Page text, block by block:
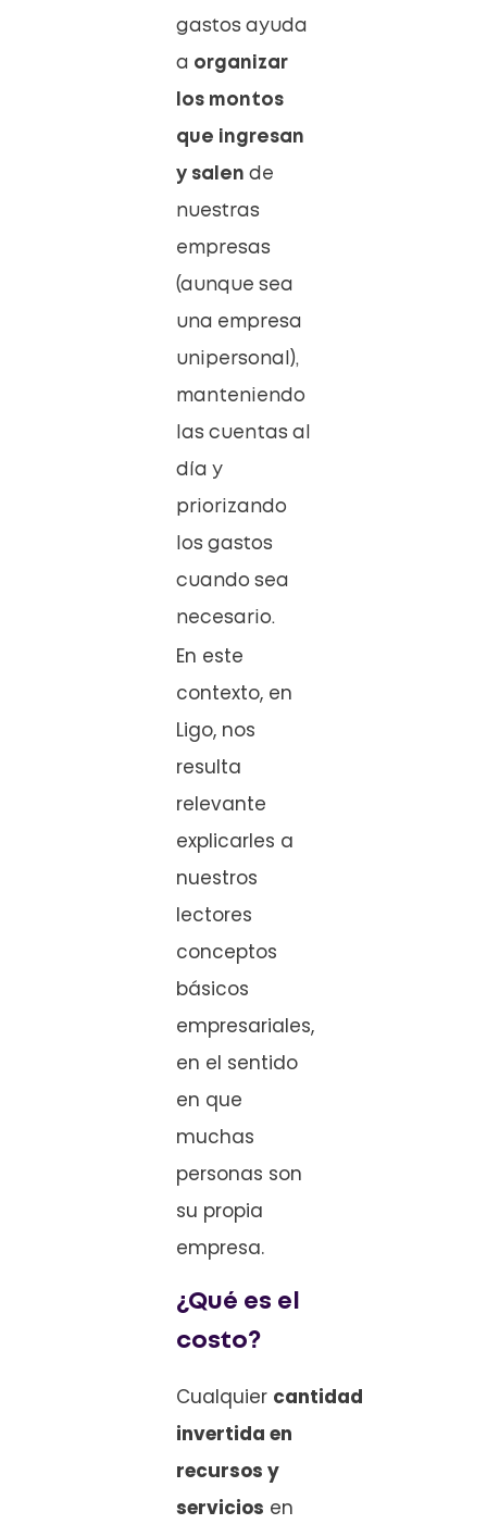
gastos ayuda
a organizar
los montos
que ingresan
y salen de
nuestras
empresas
(aunque sea
una empresa
unipersonal),
manteniendo
las cuentas al
día y
priorizando
los gastos
cuando sea
necesario.
En este
contexto, en
Ligo, nos
resulta
relevante
explicarles a
nuestros
lectores
conceptos
básicos
empresariales,
en el sentido
en que
muchas
personas son
su propia
empresa.
¿Qué es el
costo?
Cualquier cantidad
invertida en
recursos y
servicios en